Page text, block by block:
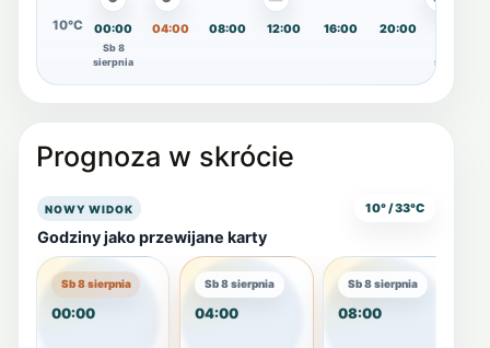
10°C 00:00 04:00 08:00 12:00 16:00 20:00
Sb 8
sierpnia
sierpnia
Prognoza w skrócie
NOWY WIDOK
Godziny jako przewijane karty
10° / 33°C
Sb 8 sierpnia
00:00
Sb 8 sierpnia
04:00
Sb 8 sierpnia
08:00